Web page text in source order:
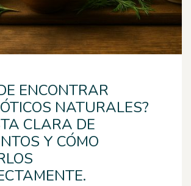
ENCONTRAR
NATURALES?
CLARA DE
Y CÓMO